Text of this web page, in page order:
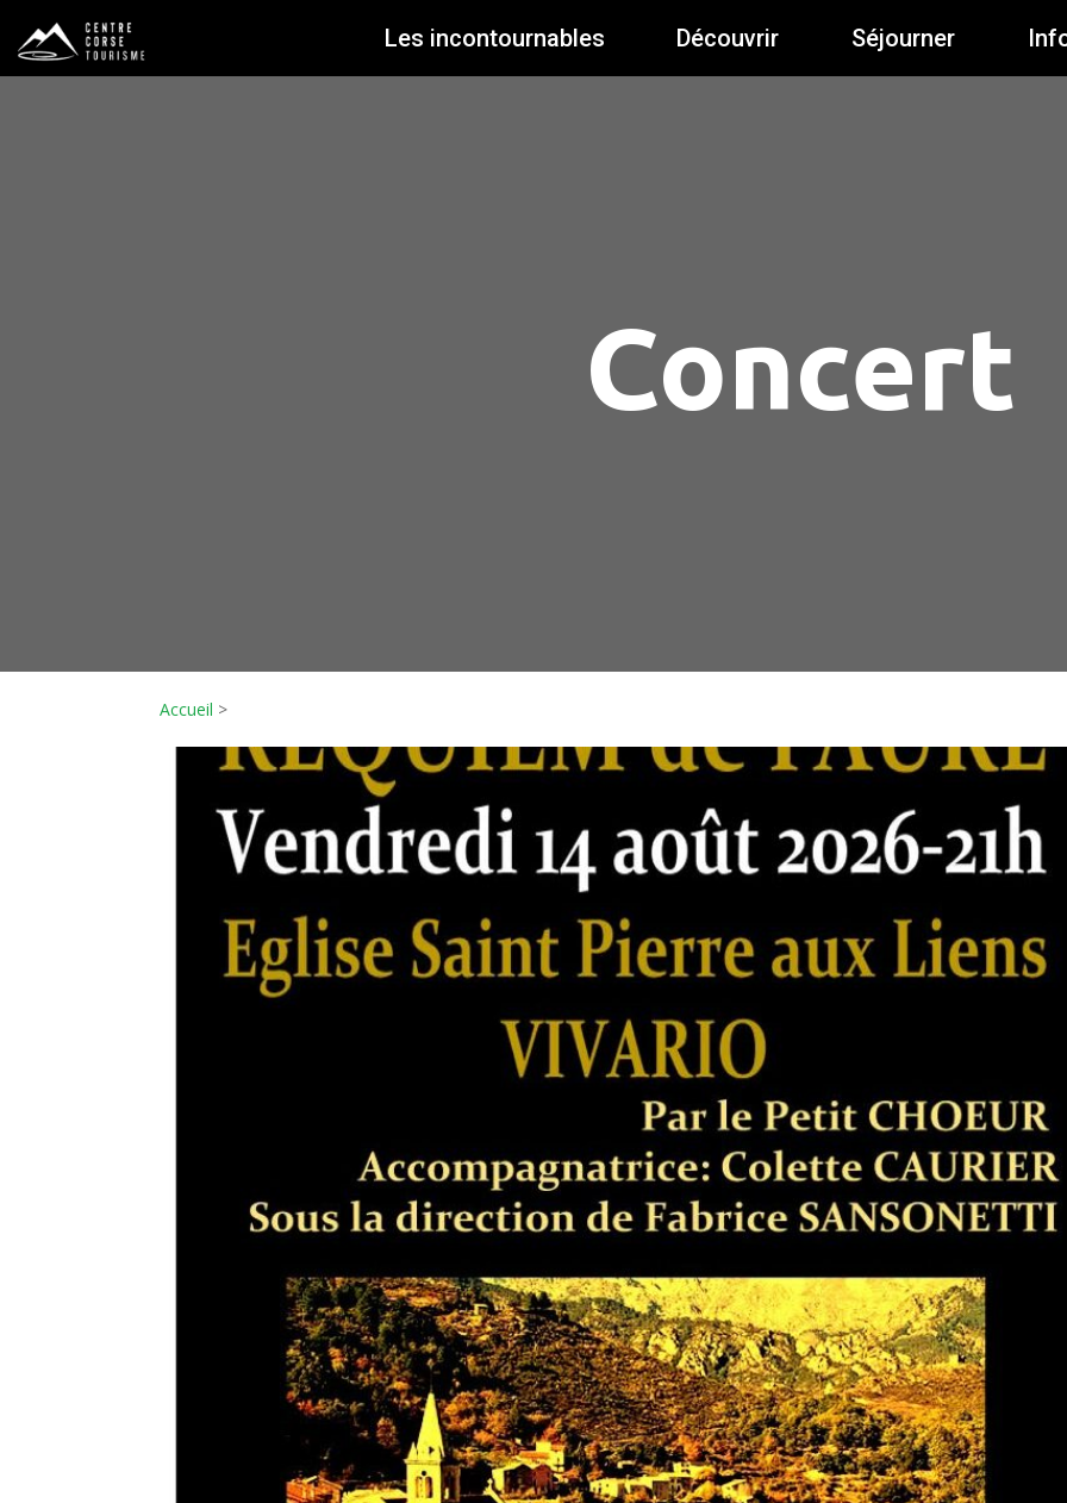
Les incontournables Découvrir Séjourner
Concert
Accueil >